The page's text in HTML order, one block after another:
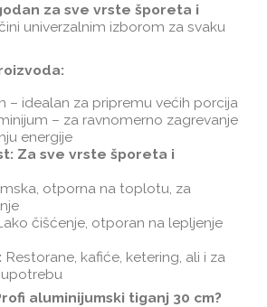
za sve vrste šporeta i
univerzalnim izborom za svaku
– idealan za pripremu većih porcija
– za ravnomerno zagrevanje
energije
Za sve vrste šporeta i
otporna na toplotu, za
čišćenje, otporan na lepljenje
Restorane, kafiće, ketering, ali i za
aluminijumski tiganj 30 cm?